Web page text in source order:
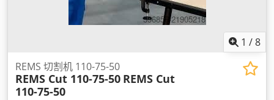
1 /8
REMS 切割机 110-75-50
REMS Cut 110-75-50 REMS Cut
110-75-50